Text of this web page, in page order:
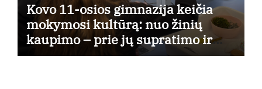
Kovo 11-osios gimnazija keičia
mokymosi kultūrą: nuo žinių
kaupimo – prie jų supratimo ir
taikymo